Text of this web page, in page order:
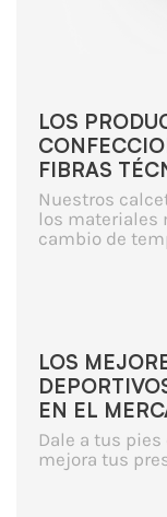
LOS
FIBRAS
Nuestros
los materiales
cambio de
LOS
EN EL
Dale a tus
mejora tus